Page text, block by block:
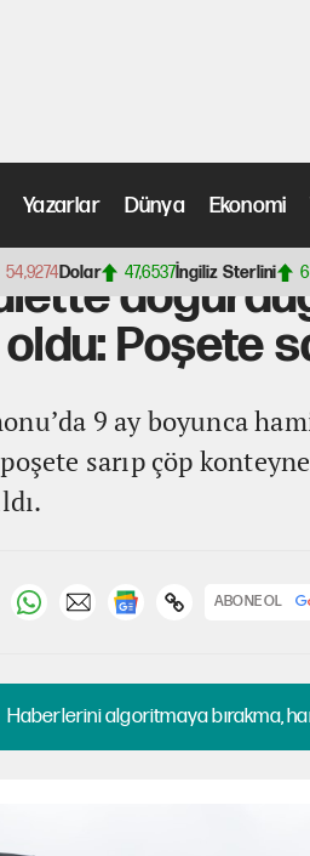
Yazarlar Dünya Ekonomi
54,9274Dolar 47,6537İngiliz Sterlini
Galerisi> Tuvalette doğurduğu bebeğini
Poşete
9 ay boyunca
sarıp çöp
ABONE OL
Haberlerini algoritmaya bırakma,